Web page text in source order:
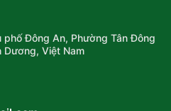
phố Đông An, Phường Tân Đông
Dương, Việt Nam